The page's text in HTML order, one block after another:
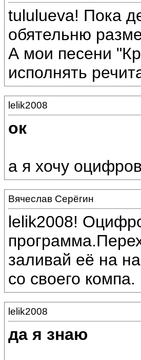
tululueva! Пока
обятельню
А мои песени
исполнять
lelik2008
ок
а я хочу
Вячеслав Серёгин
lelik2008!
заливай её на
со своего компа.
lelik2008
да я знаю